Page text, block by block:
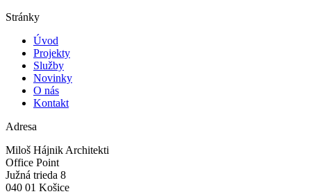
Stránky
Úvod
Projekty
Služby
Novinky
O nás
Kontakt
Adresa
Miloš Hájnik Architekti
Office Point
Južná trieda 8
040 01 Košice